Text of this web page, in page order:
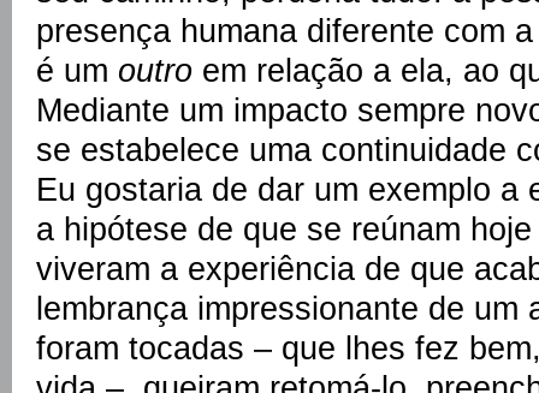
presença humana diferente com
é um outro em relação a ela, ao
Mediante um impacto sempre
se estabelece uma continuidade
Eu gostaria de dar um exemplo a
a hipótese de que se reúnam
viveram a experiência de que
lembrança impressionante de um
foram tocadas – que lhes fez